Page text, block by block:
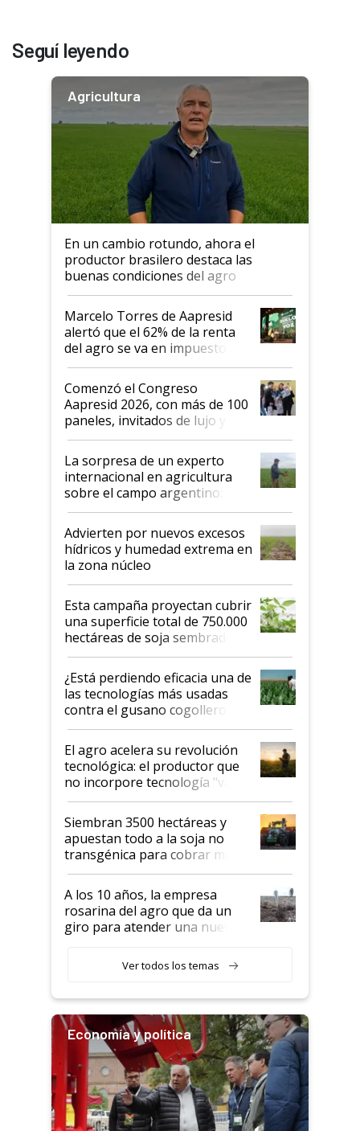
Seguí leyendo
Agricultura
En un cambio rotundo, ahora el
productor brasilero destaca las
buenas condiciones del agro
argentino para invertir: "Los veo
más motivados"
Marcelo Torres de Aapresid
alertó que el 62% de la renta
del agro se va en impuestos:
"No es bueno que en
Argentina se sigan discutiendo
las mismas cosas de hace 50
años"
Comenzó el Congreso
Aapresid 2026, con más de 100
paneles, invitados de lujo y
todas las tendencias
La sorpresa de un experto
internacional en agricultura
sobre el campo argentino:
"Estoy muy impresionado"
Advierten por nuevos excesos
hídricos y humedad extrema en
la zona núcleo
Esta campaña proyectan cubrir
una superficie total de 750.000
hectáreas de soja sembradas
con una nueva generación de
variedades que marcan un
salto tecnológico en genética y
rendimiento
¿Está perdiendo eficacia una de
las tecnologías más usadas
contra el gusano cogollero? El
desafío de una tecnología clave
El agro acelera su revolución
tecnológica: el productor que
no incorpore tecnología "va a
perder el tren"
Siembran 3500 hectáreas y
apuestan todo a la soja no
transgénica para cobrar más
por tonelada: compraron un
semillero
A los 10 años, la empresa
rosarina del agro que da un
giro para atender una nueva
Ver todos los temas
Economía y política